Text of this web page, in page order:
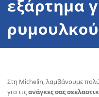
εξάρτημα
Στη Michelin, λαμβάνουμε
για τιςανάγκες σας σε